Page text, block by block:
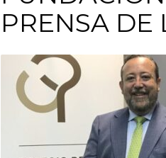
PRENSA DE